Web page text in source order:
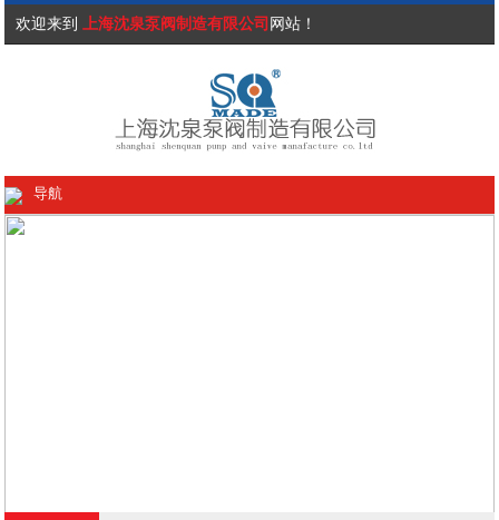
欢迎来到 上海沈泉泵阀制造有限公司 网站！
导航